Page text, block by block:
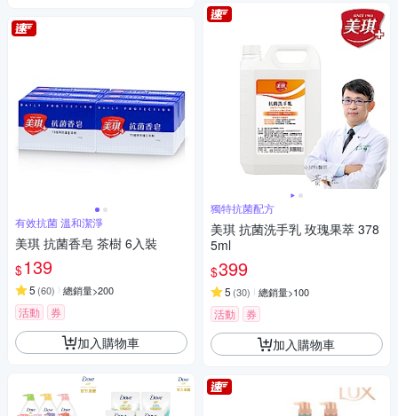
有效抗菌 溫和潔淨
美琪 抗菌香皂 茶樹 6入裝
$139
5 (60) 總銷量>200
活動 券
加入購物車
獨特抗菌配方
美琪 抗菌洗手乳 玫瑰果萃 378
5ml
$399
5 (30) 總銷量>100
活動 券
加入購物車